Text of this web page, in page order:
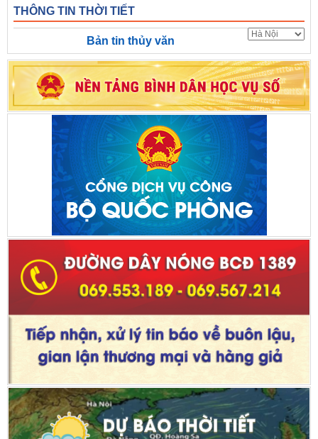
THÔNG TIN THỜI TIẾT
Bản tin thủy văn